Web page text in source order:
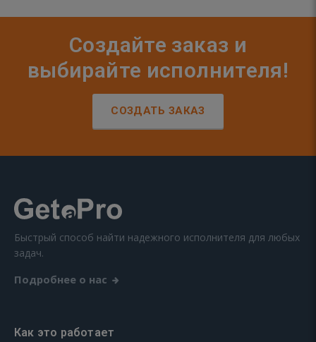
Создайте заказ и
выбирайте исполнителя!
СОЗДАТЬ ЗАКАЗ
Быстрый способ найти надежного исполнителя для любых
задач.
Подробнее о нас
Как это работает